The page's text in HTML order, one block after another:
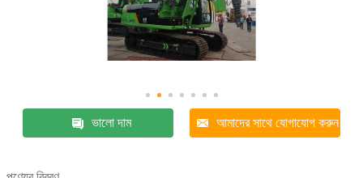
ভালো দাম আমাদের সাথে যোগাযোগ করুন